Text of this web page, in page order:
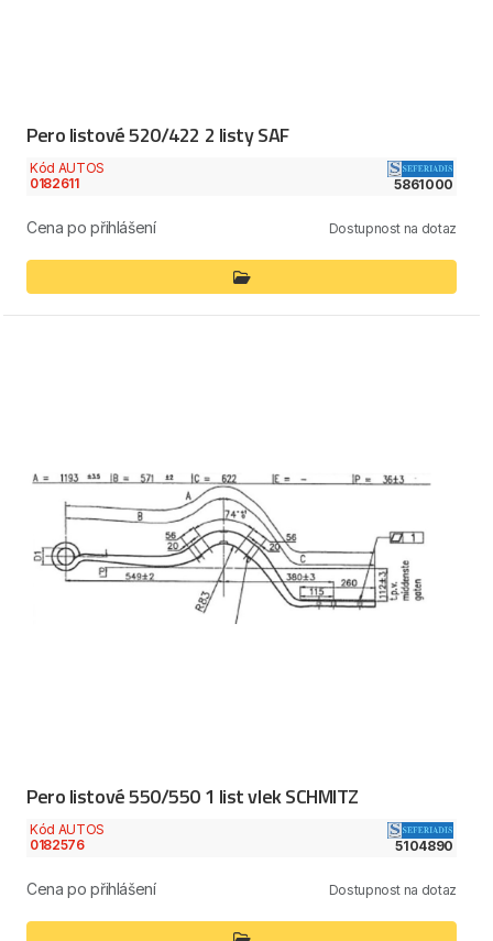
Pero listové 520/422 2 listy SAF
Kód AUTOS
0182611
5861000
Cena po přihlášení Dostupnost na dotaz
Pero listové 550/550 1 list vlek SCHMITZ
Kód AUTOS
0182576
5104890
Cena po přihlášení Dostupnost na dotaz